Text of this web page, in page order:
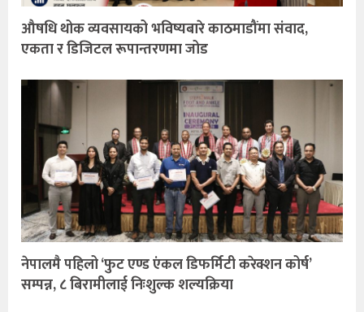
औषधि थोक व्यवसायको भविष्यबारे काठमाडौंमा संवाद,
एकता र डिजिटल रूपान्तरणमा जोड
नेपालमै पहिलो ‘फुट एण्ड एंकल डिफर्मिटी करेक्शन कोर्ष’
सम्पन्न, ८ बिरामीलाई निःशुल्क शल्यक्रिया